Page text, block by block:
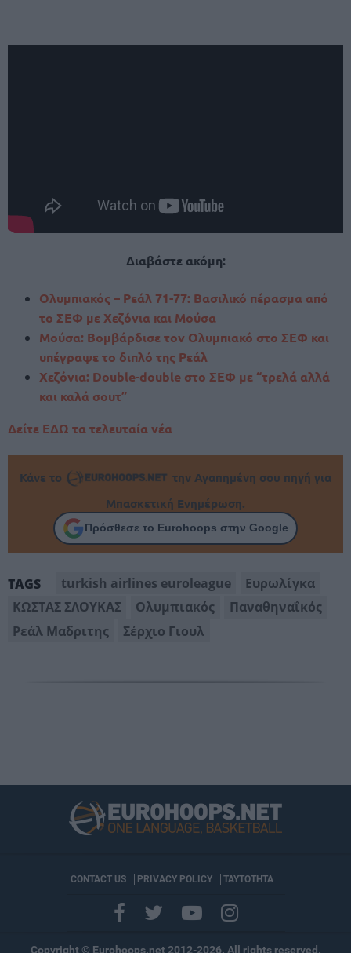
Διαβάστε ακόμη:
Ολυμπιακός – Ρεάλ 71-77: Βασιλικό πέρασμα από
το ΣΕΦ με Χεζόνια και Μούσα
Μούσα: Βομβάρδισε τον Ολυμπιακό στο ΣΕΦ και
υπέγραψε το διπλό της Ρεάλ
Χεζόνια: Double-double στο ΣΕΦ με “τρελά αλλά
και καλά σουτ”
Δείτε ΕΔΩ τα τελευταία νέα
Κάνε το
την Αγαπημένη σου πηγή για
Μπασκετική Ενημέρωση.
Πρόσθεσε το Eurohoops στην Google
TAGS turkish airlines euroleague
Ευρωλίγκα
ΚΩΣΤΑΣ ΣΛΟΥΚΑΣ
Ολυμπιακός
Παναθηναΐκός
Ρεάλ Μαδριτης
Σέρχιο Γιουλ
CONTACT US PRIVACY POLICY ΤΑΥΤΟΤΗΤΑ
Copyright © Eurohoops.net 2012-2026. All rights reserved.